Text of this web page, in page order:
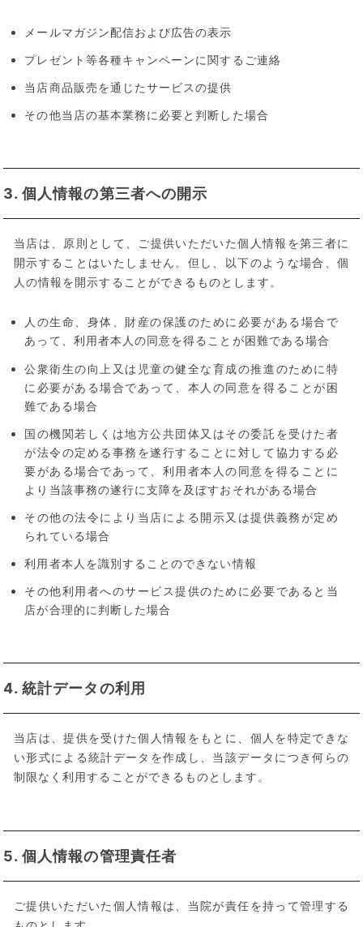
メールマガジン配信および広告の表示
プレゼント等各種キャンペーンに関するご連絡
当店商品販売を通じたサービスの提供
その他当店の基本業務に必要と判断した場合
3. 個人情報の第三者への開示
当店は、原則として、ご提供いただいた個人情報を第三者に
開示することはいたしません。但し、以下のような場合、個
人の情報を開示することができるものとします。
人の生命、身体、財産の保護のために必要がある場合で
あって、利用者本人の同意を得ることが困難である場合
公衆衛生の向上又は児童の健全な育成の推進のために特
に必要がある場合であって、本人の同意を得ることが困
難である場合
国の機関若しくは地方公共団体又はその委託を受けた者
が法令の定める事務を遂行することに対して協力する必
要がある場合であって、利用者本人の同意を得ることに
より当該事務の遂行に支障を及ぼすおそれがある場合
その他の法令により当店による開示又は提供義務が定め
られている場合
利用者本人を識別することのできない情報
その他利用者へのサービス提供のために必要であると当
店が合理的に判断した場合
4. 統計データの利用
当店は、提供を受けた個人情報をもとに、個人を特定できな
い形式による統計データを作成し、当該データにつき何らの
制限なく利用することができるものとします。
5. 個人情報の管理責任者
ご提供いただいた個人情報は、当院が責任を持って管理する